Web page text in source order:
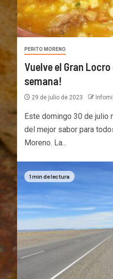
PERITO MORENO
Vuelve el Gran
semana!
29 de julio de 2023
Este domingo 30 de julio
del mejor sabor para
Moreno. La...
1 min de lectura